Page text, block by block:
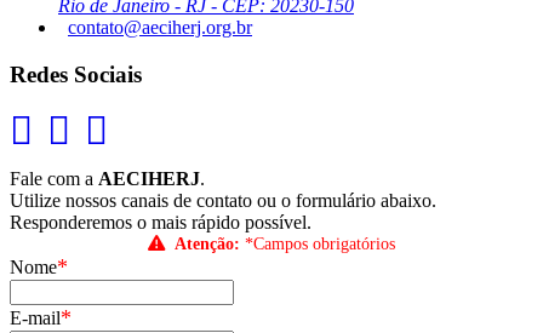
Rio de Janeiro - RJ - CEP: 20230-150
contato@aeciherj.org.br
Redes Sociais
Fale com a AECIHERJ.
Utilize nossos canais de contato ou o formulário abaixo.
Responderemos o mais rápido possível.
Atenção: *Campos obrigatórios
Nome*
E-mail*